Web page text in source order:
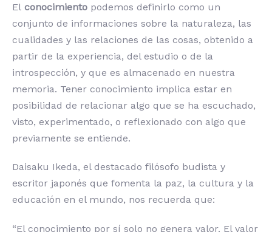
El conocimiento podemos definirlo como un
conjunto de informaciones sobre la naturaleza, las
cualidades y las relaciones de las cosas, obtenido a
partir de la experiencia, del estudio o de la
introspección, y que es almacenado en nuestra
memoria. Tener conocimiento implica estar en
posibilidad de relacionar algo que se ha escuchado,
visto, experimentado, o reflexionado con algo que
previamente se entiende.
Daisaku Ikeda, el destacado filósofo budista y
escritor japonés que fomenta la paz, la cultura y la
educación en el mundo, nos recuerda que:
“El conocimiento por sí solo no genera valor. El valor